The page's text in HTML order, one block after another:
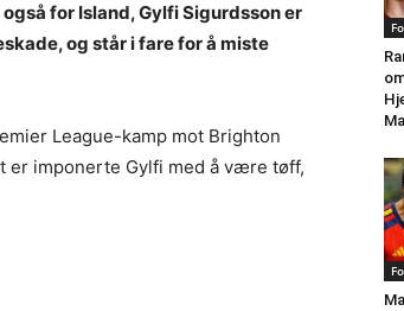
for Island, Gylfi Sigurdsson er
og står i fare for å miste
League-kamp mot Brighton
er imponerte Gylfi med å være tøff,